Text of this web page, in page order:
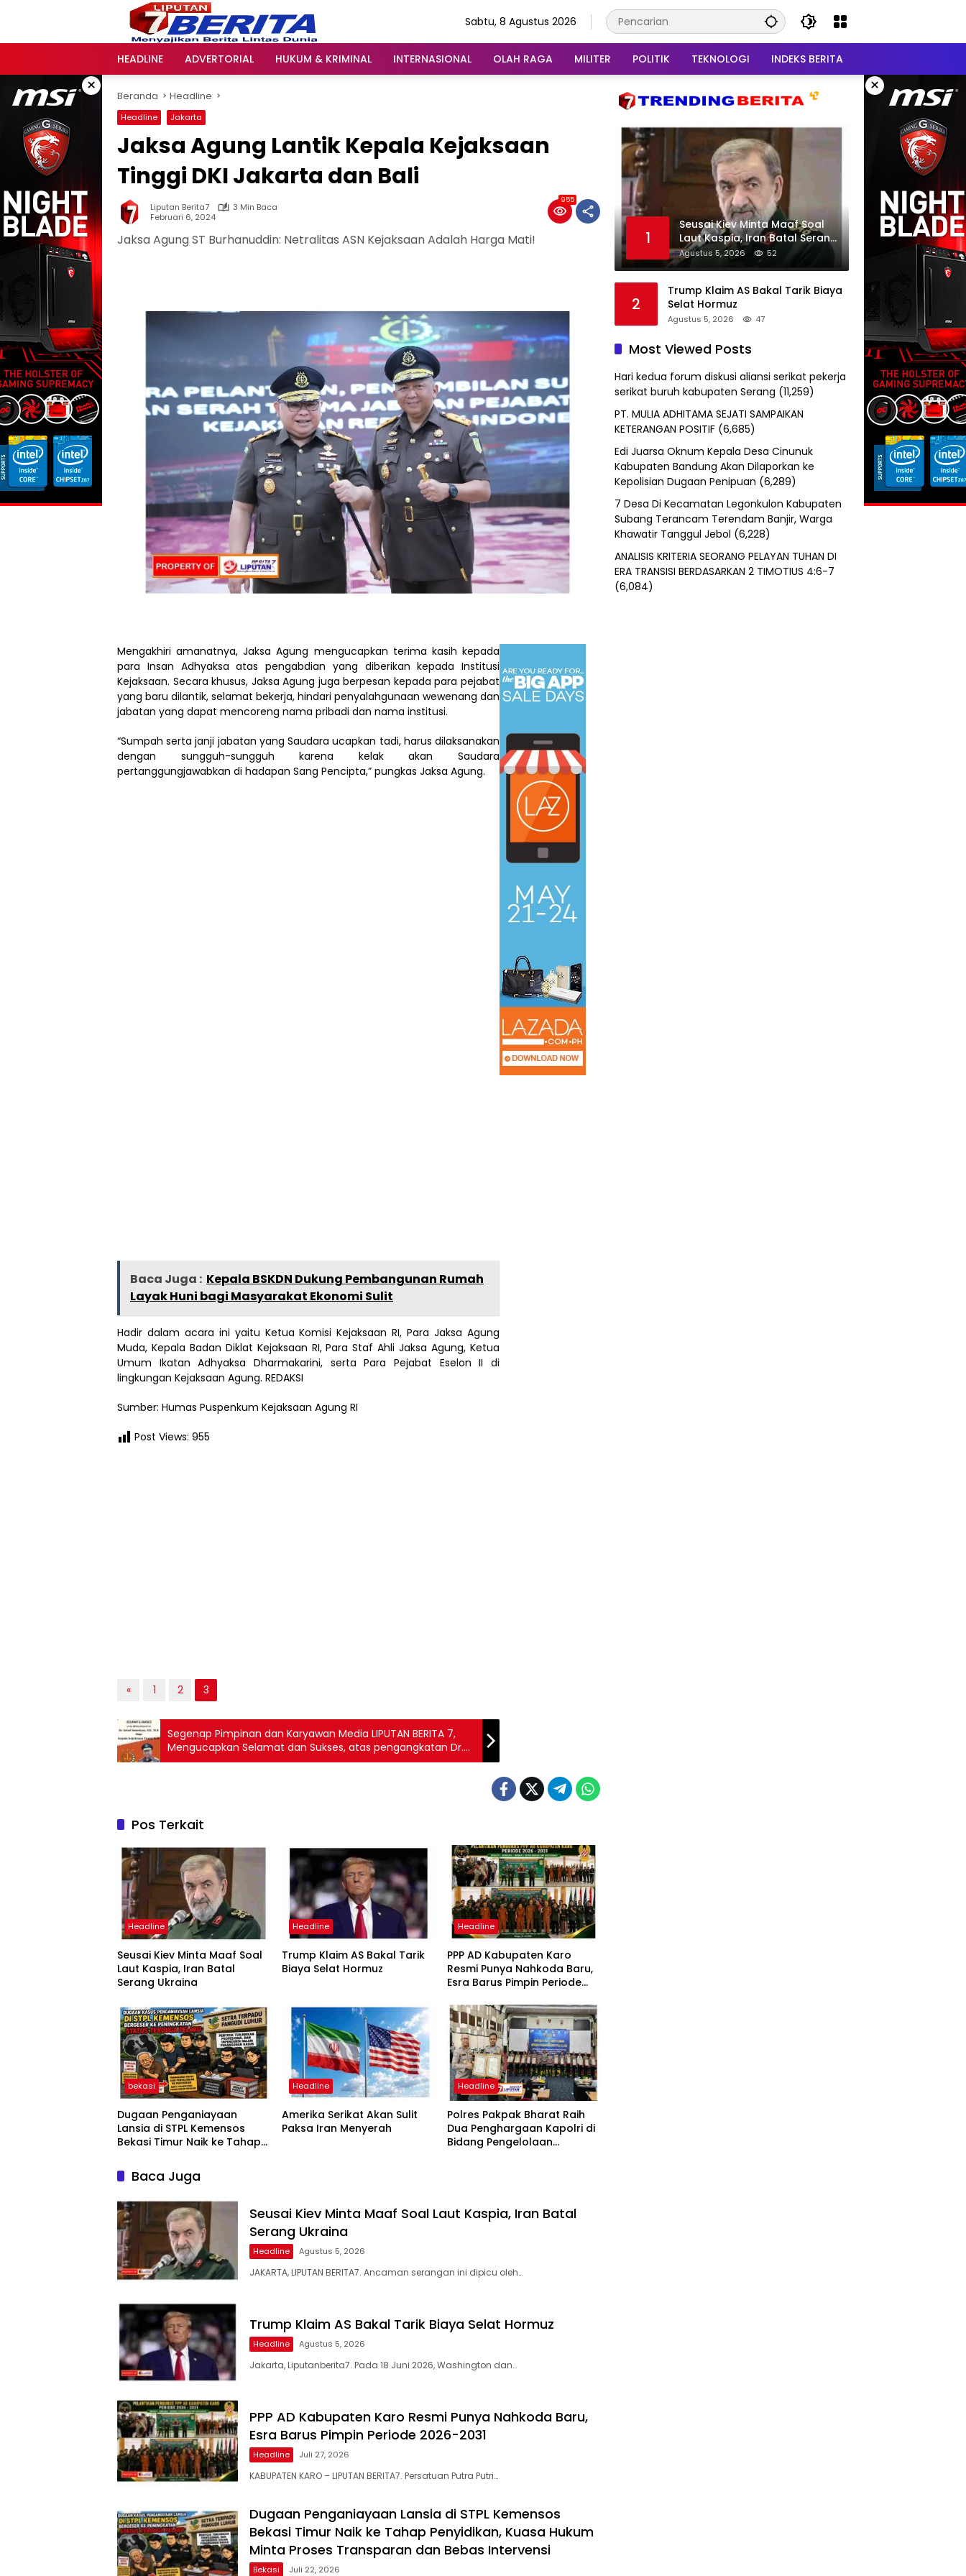
Sabtu, 8 Agustus 2026
HEADLINE ADVERTORIAL HUKUM & KRIMINAL INTERNASIONAL OLAH RAGA MILITER POLITIK TEKNOLOGI INDEKS BERITA
× ×
Beranda Headline
Headline Jakarta
Jaksa Agung Lantik Kepala Kejaksaan
Tinggi DKI Jakarta dan Bali
Liputan Berita7
3 Min Baca
Februari 6, 2024
955
Jaksa Agung ST Burhanuddin: Netralitas ASN Kejaksaan Adalah Harga Mati!
Mengakhiri amanatnya, Jaksa Agung mengucapkan terima kasih kepada
para Insan Adhyaksa atas pengabdian yang diberikan kepada Institusi
Kejaksaan. Secara khusus, Jaksa Agung juga berpesan kepada para pejabat
yang baru dilantik, selamat bekerja, hindari penyalahgunaan wewenang dan
jabatan yang dapat mencoreng nama pribadi dan nama institusi.
“Sumpah serta janji jabatan yang Saudara ucapkan tadi, harus dilaksanakan
dengan sungguh-sungguh karena kelak akan Saudara
pertanggungjawabkan di hadapan Sang Pencipta,” pungkas Jaksa Agung.
Baca Juga : Kepala BSKDN Dukung Pembangunan Rumah
Layak Huni bagi Masyarakat Ekonomi Sulit
Hadir dalam acara ini yaitu Ketua Komisi Kejaksaan RI, Para Jaksa Agung
Muda, Kepala Badan Diklat Kejaksaan RI, Para Staf Ahli Jaksa Agung, Ketua
Umum Ikatan Adhyaksa Dharmakarini, serta Para Pejabat Eselon II di
lingkungan Kejaksaan Agung. REDAKSI
Sumber: Humas Puspenkum Kejaksaan Agung RI
Post Views: 955
« 1 2 3
Segenap Pimpinan dan Karyawan Media LIPUTAN BERITA 7,
Mengucapkan Selamat dan Sukses, atas pengangkatan Dr.
Ketut Sumedana, S.H, M.H sebagai Kepala Kejaksaan Tinggi
Pos Terkait
Headline
Seusai Kiev Minta Maaf Soal
Laut Kaspia, Iran Batal
Serang Ukraina
Headline
Trump Klaim AS Bakal Tarik
Biaya Selat Hormuz
Headline
PPP AD Kabupaten Karo
Resmi Punya Nahkoda Baru,
Esra Barus Pimpin Periode
bekasi
Dugaan Penganiayaan
Lansia di STPL Kemensos
Bekasi Timur Naik ke Tahap
Minta Proses Transparan
dan Bebas Intervensi
Headline
Amerika Serikat Akan Sulit
Paksa Iran Menyerah
Headline
Polres Pakpak Bharat Raih
Dua Penghargaan Kapolri di
Bidang Pengelolaan
Baca Juga
Seusai Kiev Minta Maaf Soal Laut Kaspia, Iran Batal
Serang Ukraina
Headline Agustus 5, 2026
JAKARTA, LIPUTAN BERITA7. Ancaman serangan ini dipicu oleh…
Trump Klaim AS Bakal Tarik Biaya Selat Hormuz
Headline Agustus 5, 2026
Jakarta, Liputanberita7. Pada 18 Juni 2026, Washington dan…
PPP AD Kabupaten Karo Resmi Punya Nahkoda Baru,
Esra Barus Pimpin Periode 2026-2031
Headline Juli 27, 2026
KABUPATEN KARO – LIPUTAN BERITA7. Persatuan Putra Putri…
Dugaan Penganiayaan Lansia di STPL Kemensos
Bekasi Timur Naik ke Tahap Penyidikan, Kuasa Hukum
Minta Proses Transparan dan Bebas Intervensi
Bekasi Juli 22, 2026
1
Seusai Kiev Minta Maaf Soal
Laut Kaspia, Iran Batal Serang
Ukraina
Agustus 5, 2026 52
2
Trump Klaim AS Bakal Tarik Biaya
Selat Hormuz
Agustus 5, 2026 47
Most Viewed Posts
Hari kedua forum diskusi aliansi serikat pekerja
serikat buruh kabupaten Serang (11,259)
PT. MULIA ADHITAMA SEJATI SAMPAIKAN
KETERANGAN POSITIF (6,685)
Edi Juarsa Oknum Kepala Desa Cinunuk
Kabupaten Bandung Akan Dilaporkan ke
Kepolisian Dugaan Penipuan (6,289)
7 Desa Di Kecamatan Legonkulon Kabupaten
Subang Terancam Terendam Banjir, Warga
Khawatir Tanggul Jebol (6,228)
ANALISIS KRITERIA SEORANG PELAYAN TUHAN DI
ERA TRANSISI BERDASARKAN 2 TIMOTIUS 4:6-7
(6,084)